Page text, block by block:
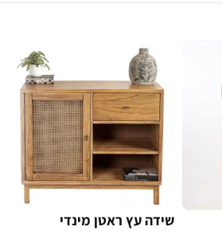
שידה עץ ראטן מינדי